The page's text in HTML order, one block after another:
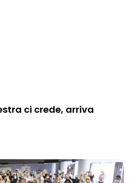
ci crede, arriva